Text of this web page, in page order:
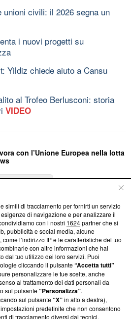
civili: il 2026 segna un
i nuovi progetti su
Yildiz chiede aiuto a Cansu
al Trofeo Berlusconi: storia
VIDEO
con l’Unione Europea nella lotta
trasparenti su Blasting
e su come ci impegniamo a
afferma la nostra aderenza a
Integrity’Blasting News non è
ma ha richiesto di farne
ancora effettuato una verifica di
simili di tracciamento per fornirti un servizio
di navigazione e per analizzare il
con i nostri 1624partner che si
pubblicità e social media, alcune
l’indirizzo IP e le caratteristiche del tuo
con altre informazioni che hai
dal tuo utilizzo dei loro servizi. Puoi
cliccando il pulsante“Accetta tutti”
personalizzare le tue scelte, anche
al trattamento dei dati personali da
sul pulsante“Personalizza”.
sul pulsante“X”in alto a destra),
predefinite che non consentono
di tracciamento diversi dai tecnici.